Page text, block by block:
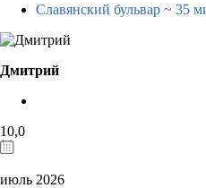
Славянский бульвар ~ 35
Дмитрий
10,0
июль 2026